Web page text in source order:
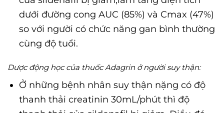
dưới đường cong AUC (85%) và Cmax (47%)
so với người có chức năng gan bình thường
cùng độ tuổi.
Dược động học của thuốc Adagrin ở người suy thận:
Ở những bệnh nhân suy thận nặng có độ
thanh thải creatinin 30mL/phút thì độ